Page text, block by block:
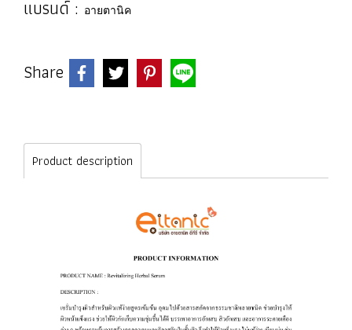
แบรนด์ : อายตานิค
Share
Product description